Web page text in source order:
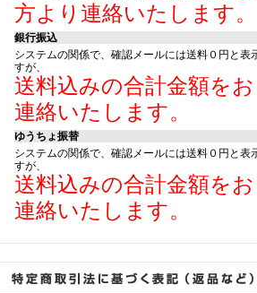
方より連絡いたします。
銀行振込
システムの関係で、確認メールには送料０円と表
すが、
送料込みの合計金額を
連絡いたします。
ゆうちょ振替
システムの関係で、確認メールには送料０円と表
すが、
送料込みの合計金額を
連絡いたします。